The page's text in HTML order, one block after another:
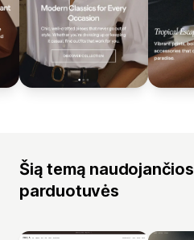
Šią temą naudojančios
parduotuvės